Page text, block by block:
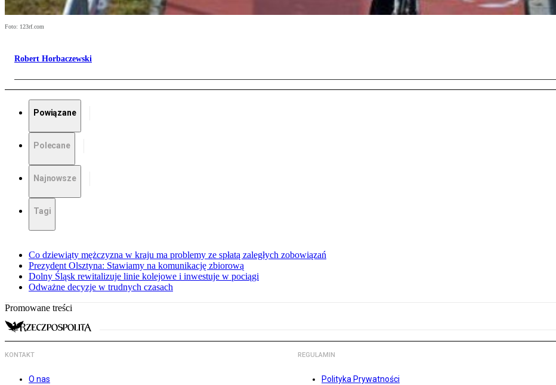
Foto: 123rf.com
Robert Horbaczewski
Powiązane
Polecane
Najnowsze
Tagi
Co dziewiąty mężczyzna w kraju ma problemy ze spłatą zaległych zobowiązań
Prezydent Olsztyna: Stawiamy na komunikację zbiorową
Dolny Śląsk rewitalizuje linie kolejowe i inwestuje w pociągi
Odważne decyzje w trudnych czasach
Promowane treści
KONTAKT
O nas
REGULAMIN
Polityka Prywatności